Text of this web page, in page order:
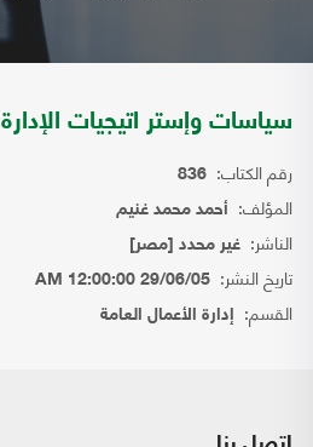
سياسات وإستر اتيجيات الإدارة
رقم الكتاب: 836
المؤلف: أحمد محمد غنيم
الناشر: غير محدد [مصر]
تاريخ النشر: 29/06/05 12:00:00 AM
القسم: إدارة الأعمال العامة